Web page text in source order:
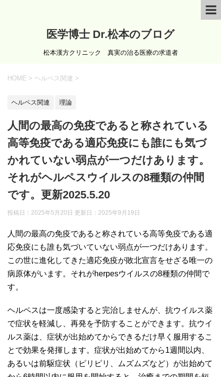
医学博士 Dr.松本のブログ
松本漢方クリニック 真実の治る医療の求道者
HOME > ヘルペス関連 >
ヘルペス関連 理論
人間の最高の免疫であると称されている
高等免疫である適応免疫にも誰にも気づ
かれていない弱点が一つだけあります。
それがヘルペスウイルスの8種類の仲間
です。更新2025.5.20
投稿日：2025年5月20日 更新日： 2025年9月19日
人間の最高の免疫であると称されている高等免疫である適
応免疫にも誰も気づいていない弱点が一つだけあります。
この世に進化してきた適応免疫が敗北宣言をせざる唯一の
病原体がいます。それがherpesウイルスの8種類の仲間で
す。
ヘルペスは一度感染すると完治しませんが、抗ウイルス薬
で症状を軽減し、再発を予防することができます。抗ウイ
ルス薬は、症状が出始めてからできるだけ早く服用するこ
とで効果を発揮します。症状が出始めてから1週間以内、
あるいは前駆症状（ピリピリ、ムズムズなど）が出始めて